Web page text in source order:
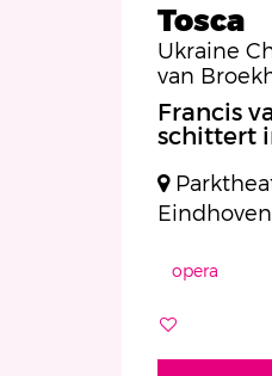
Tosca
Ukraine
van
Francis
schittert
Eindhoven
opera